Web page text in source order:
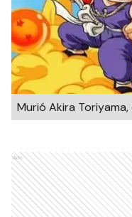
Murió Akira Toriyama,
Ads